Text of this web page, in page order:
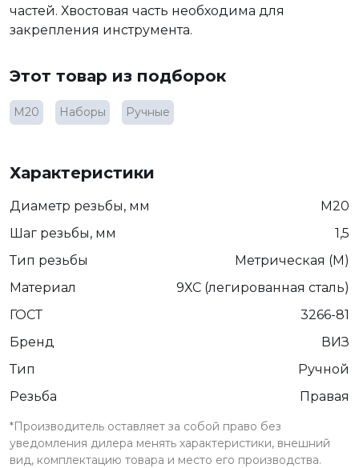
частей. Хвостовая часть необходима для
закрепления инструмента.
Этот товар из подборок
М20 Наборы Ручные
Характеристики
Диаметр резьбы, мм
М20
Шаг резьбы, мм
1,5
Тип резьбы
Метрическая (М)
Материал
9ХС (легированная сталь)
ГОСТ
3266-81
Бренд
ВИЗ
Тип
Ручной
Резьба
Правая
*Производитель оставляет за собой право без
уведомления дилера менять характеристики, внешний
вид, комплектацию товара и место его производства.